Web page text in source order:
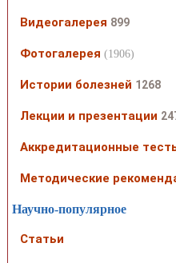
Видеогалерея 899
Фотогалерея (1906)
Истории болезней 1268
Лекции и презентации
Аккредитационные
Методические
Научно-популярное
Статьи